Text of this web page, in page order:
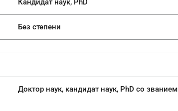
PhD
кафедрой
наук, PhD со званием